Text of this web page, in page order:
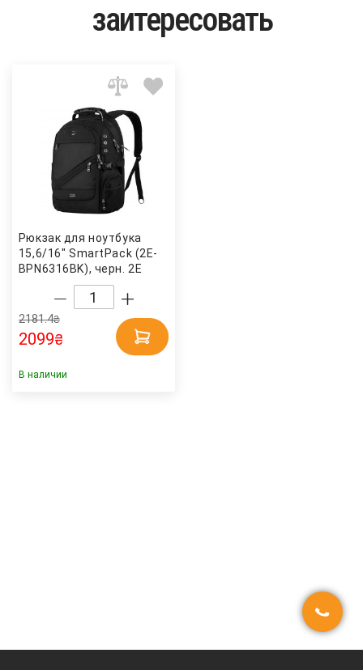
заитересовать
Рюкзак для ноутбука
15,6/16" SmartPack (2E-
BPN6316BK), черн. 2E
2181.4₴
2099₴
В наличии